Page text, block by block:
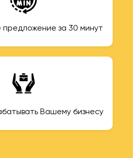
предложение за 30 минут
Вашему бизнесу